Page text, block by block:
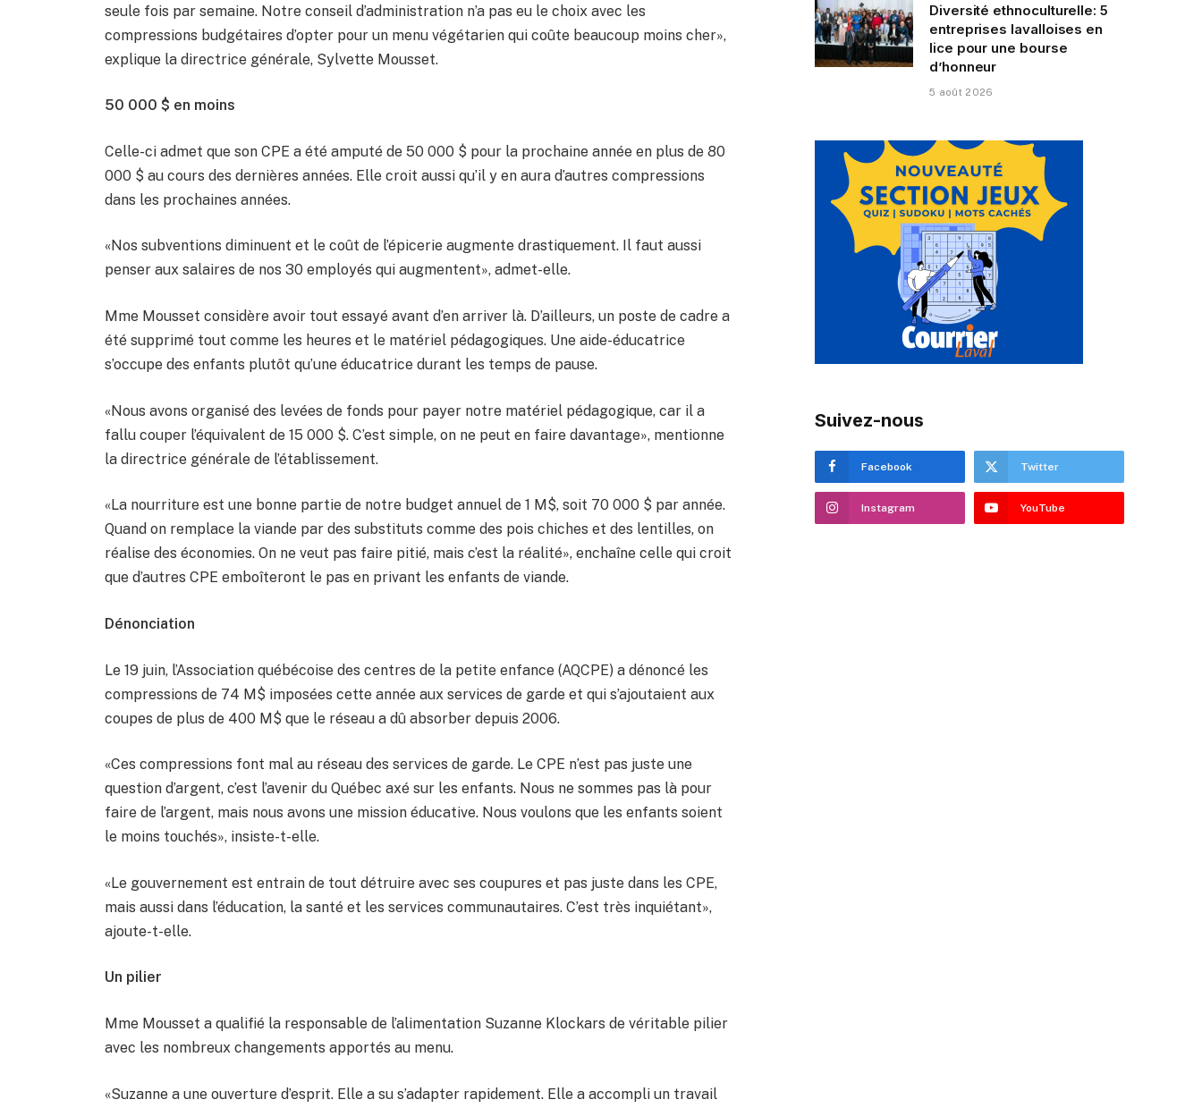
seule fois par semaine. Notre conseil d’administration n’a pas eu le choix avec les
compressions budgétaires d’opter pour un menu végétarien qui coûte beaucoup moins cher»,
explique la directrice générale, Sylvette Mousset.
50 000 $ en moins
Celle-ci admet que son CPE a été amputé de 50 000 $ pour la prochaine année en plus de 80
000 $ au cours des dernières années. Elle croit aussi qu’il y en aura d’autres compressions
dans les prochaines années.
«Nos subventions diminuent et le coût de l’épicerie augmente drastiquement. Il faut aussi
penser aux salaires de nos 30 employés qui augmentent», admet-elle.
Mme Mousset considère avoir tout essayé avant d’en arriver là. D’ailleurs, un poste de cadre a
été supprimé tout comme les heures et le matériel pédagogiques. Une aide-éducatrice
s’occupe des enfants plutôt qu’une éducatrice durant les temps de pause.
«Nous avons organisé des levées de fonds pour payer notre matériel pédagogique, car il a
fallu couper l’équivalent de 15 000 $. C’est simple, on ne peut en faire davantage», mentionne
la directrice générale de l’établissement.
«La nourriture est une bonne partie de notre budget annuel de 1 M$, soit 70 000 $ par année.
Quand on remplace la viande par des substituts comme des pois chiches et des lentilles, on
réalise des économies. On ne veut pas faire pitié, mais c’est la réalité», enchaîne celle qui croit
que d’autres CPE emboîteront le pas en privant les enfants de viande.
Dénonciation
Le 19 juin, l’Association québécoise des centres de la petite enfance (AQCPE) a dénoncé les
compressions de 74 M$ imposées cette année aux services de garde et qui s’ajoutaient aux
coupes de plus de 400 M$ que le réseau a dû absorber depuis 2006.
«Ces compressions font mal au réseau des services de garde. Le CPE n’est pas juste une
question d’argent, c’est l’avenir du Québec axé sur les enfants. Nous ne sommes pas là pour
faire de l’argent, mais nous avons une mission éducative. Nous voulons que les enfants soient
le moins touchés», insiste-t-elle.
«Le gouvernement est entrain de tout détruire avec ses coupures et pas juste dans les CPE,
mais aussi dans l’éducation, la santé et les services communautaires. C’est très inquiétant»,
ajoute-t-elle.
Un pilier
Mme Mousset a qualifié la responsable de l’alimentation Suzanne Klockars de véritable pilier
avec les nombreux changements apportés au menu.
«Suzanne a une ouverture d’esprit. Elle a su s’adapter rapidement. Elle a accompli un travail
Diversité ethnoculturelle: 5
entreprises lavalloises en
lice pour une bourse
d’honneur
5 août 2026
Suivez-nous
Facebook Twitter
Instagram YouTube